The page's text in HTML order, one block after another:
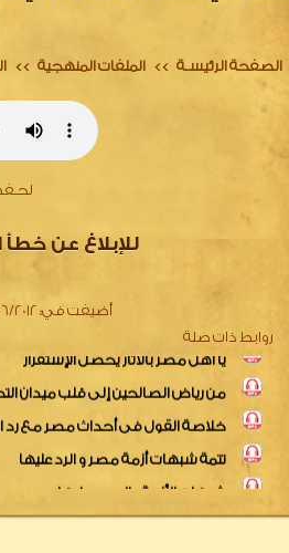
الصفحة الرئيسـة >> الملفات المنهجية >>
للإبلاغ عن
أضيفت في:2012
روابط ذات صلةمن رياض الصالحين إلى قلب ميدان
خلاصة القول فى أحداث مصر مع رد
تتمة شبهات أزمة مصر و الرد عليها
شبهات الأزمة والردود عليها
وقفة سريعة مع الأحداث